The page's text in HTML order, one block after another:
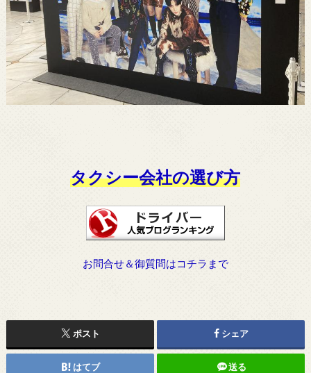
タクシー会社の選び方
お問合せ＆御質問はコチラまで
ポスト シェア
はてブ 送る